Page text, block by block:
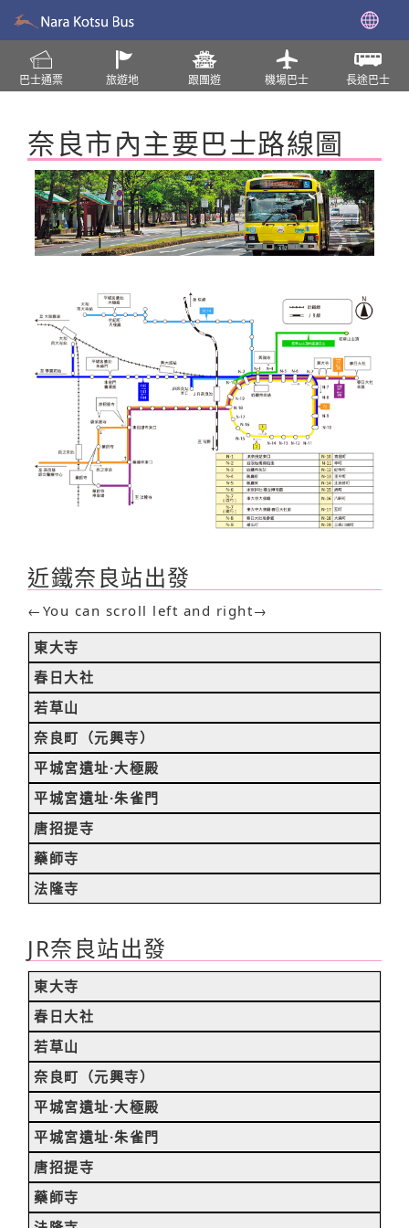
巴士通票 旅遊地 跟團遊 機場巴士 長途巴士
奈良市內主要巴士路線圖
近鐵奈良站出發
←You can scroll left and right→
東大寺
春日大社
若草山
奈良町（元興寺）
平城宮遺址·大極殿
平城宮遺址·朱雀門
唐招提寺
藥師寺
法隆寺
JR奈良站出發
東大寺
春日大社
若草山
奈良町（元興寺）
平城宮遺址·大極殿
平城宮遺址·朱雀門
唐招提寺
藥師寺